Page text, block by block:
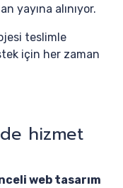
yayına alınıyor.
teslimle
için her zaman
hizmet
web tasarım